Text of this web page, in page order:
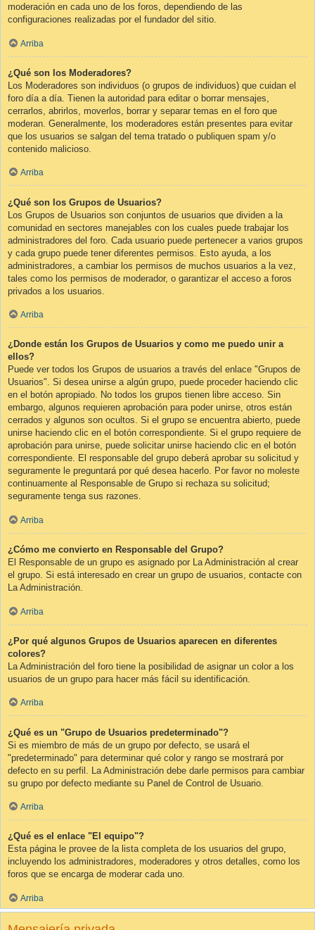
moderación en cada uno de los foros, dependiendo de las
configuraciones realizadas por el fundador del sitio.
Arriba
¿Qué son los Moderadores?
Los Moderadores son individuos (o grupos de individuos) que cuidan el
foro día a día. Tienen la autoridad para editar o borrar mensajes,
cerrarlos, abrirlos, moverlos, borrar y separar temas en el foro que
moderan. Generalmente, los moderadores están presentes para evitar
que los usuarios se salgan del tema tratado o publiquen spam y/o
contenido malicioso.
Arriba
¿Qué son los Grupos de Usuarios?
Los Grupos de Usuarios son conjuntos de usuarios que dividen a la
comunidad en sectores manejables con los cuales puede trabajar los
administradores del foro. Cada usuario puede pertenecer a varios grupos
y cada grupo puede tener diferentes permisos. Esto ayuda, a los
administradores, a cambiar los permisos de muchos usuarios a la vez,
tales como los permisos de moderador, o garantizar el acceso a foros
privados a los usuarios.
Arriba
¿Donde están los Grupos de Usuarios y como me puedo unir a
ellos?
Puede ver todos los Grupos de usuarios a través del enlace "Grupos de
Usuarios". Si desea unirse a algún grupo, puede proceder haciendo clic
en el botón apropiado. No todos los grupos tienen libre acceso. Sin
embargo, algunos requieren aprobación para poder unirse, otros están
cerrados y algunos son ocultos. Si el grupo se encuentra abierto, puede
unirse haciendo clic en el botón correspondiente. Si el grupo requiere de
aprobación para unirse, puede solicitar unirse haciendo clic en el botón
correspondiente. El responsable del grupo deberá aprobar su solicitud y
seguramente le preguntará por qué desea hacerlo. Por favor no moleste
continuamente al Responsable de Grupo si rechaza su solicitud;
seguramente tenga sus razones.
Arriba
¿Cómo me convierto en Responsable del Grupo?
El Responsable de un grupo es asignado por La Administración al crear
el grupo. Si está interesado en crear un grupo de usuarios, contacte con
La Administración.
Arriba
¿Por qué algunos Grupos de Usuarios aparecen en diferentes
colores?
La Administración del foro tiene la posibilidad de asignar un color a los
usuarios de un grupo para hacer más fácil su identificación.
Arriba
¿Qué es un "Grupo de Usuarios predeterminado"?
Si es miembro de más de un grupo por defecto, se usará el
"predeterminado" para determinar qué color y rango se mostrará por
defecto en su perfil. La Administración debe darle permisos para cambiar
su grupo por defecto mediante su Panel de Control de Usuario.
Arriba
¿Qué es el enlace "El equipo"?
Esta página le provee de la lista completa de los usuarios del grupo,
incluyendo los administradores, moderadores y otros detalles, como los
foros que se encarga de moderar cada uno.
Arriba